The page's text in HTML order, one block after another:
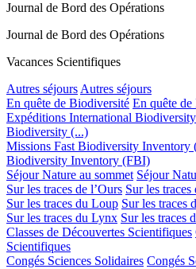
Journal de Bord des Opérations
Journal de Bord des Opérations
Vacances Scientifiques
Autres séjoursAutres séjours
En quête de Biodiversité En quête
Expéditions International
Biodiversity (...)
Missions Fast Biodiversity Inventory
Biodiversity Inventory (FBI)
Séjour Nature au sommet Séjour
Sur les traces de l’Ours Sur les traces
Sur les traces du Loup Sur les traces
Sur les traces du Lynx Sur les traces
Classes de Découvertes Scientifiques
Scientifiques
Congés Sciences Solidaires Congés